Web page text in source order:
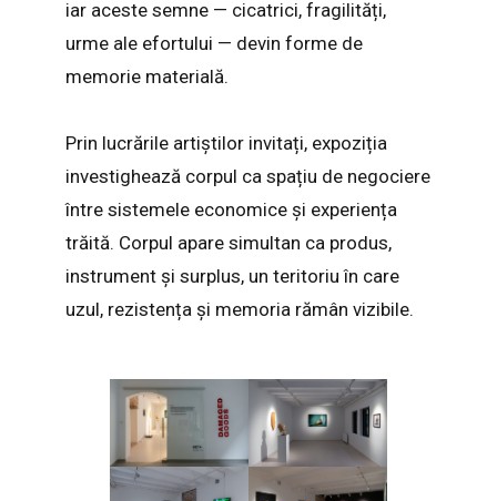
iar aceste semne — cicatrici, fragilități,
urme ale efortului — devin forme de
memorie materială.
Prin lucrările artiștilor invitați, expoziția
investighează corpul ca spațiu de negociere
între sistemele economice și experiența
trăită. Corpul apare simultan ca produs,
instrument și surplus, un teritoriu în care
uzul, rezistența și memoria rămân vizibile.